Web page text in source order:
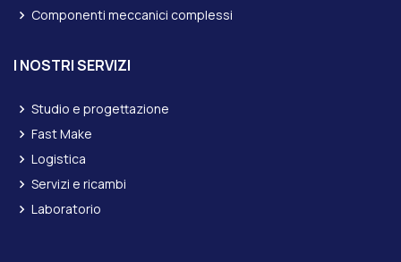
Componenti meccanici complessi
I NOSTRI SERVIZI
Studio e progettazione
Fast Make
Logistica
Servizi e ricambi
Laboratorio